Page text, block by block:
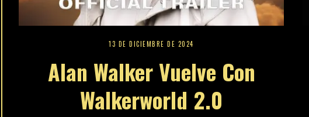
13 DE DICIEMBRE DE 2024
Alan Walker Vuelve Con
Walkerworld 2.0